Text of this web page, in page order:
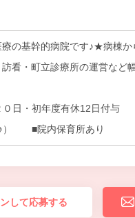
の基幹的病院です♪★病棟か
看・町立診療所の運営など
日・初年度有休12日付与
♪） ■院内保育所あり
して応募する